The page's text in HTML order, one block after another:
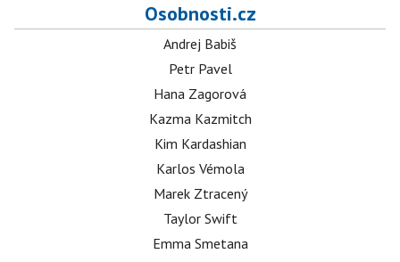
Osobnosti.cz
Andrej Babiš
Petr Pavel
Hana Zagorová
Kazma Kazmitch
Kim Kardashian
Karlos Vémola
Marek Ztracený
Taylor Swift
Emma Smetana